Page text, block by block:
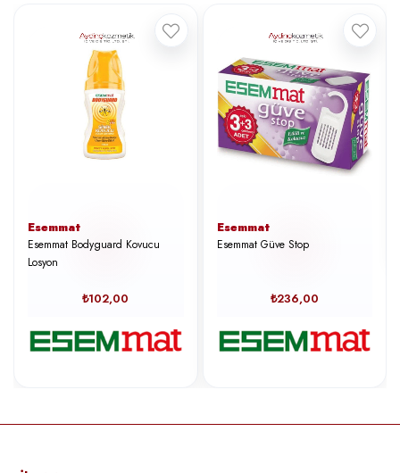
Esemmat
Esemmat Bodyguard Kovucu
Losyon
₺102,00
Esemmat
Esemmat Güve Stop
₺236,00